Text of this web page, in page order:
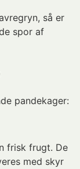
så er
spor af
pandekager:
frisk frugt. De
med skyr